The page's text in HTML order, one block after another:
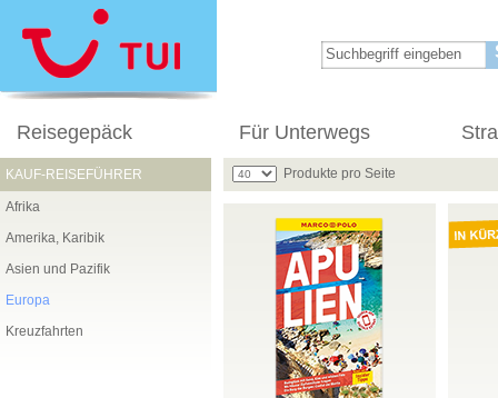
Reisegepäck Für Unterwegs
KAUF-REISEFÜHRER
Afrika
Amerika, Karibik
Asien und Pazifik
Europa
Kreuzfahrten
Produkte pro Seite